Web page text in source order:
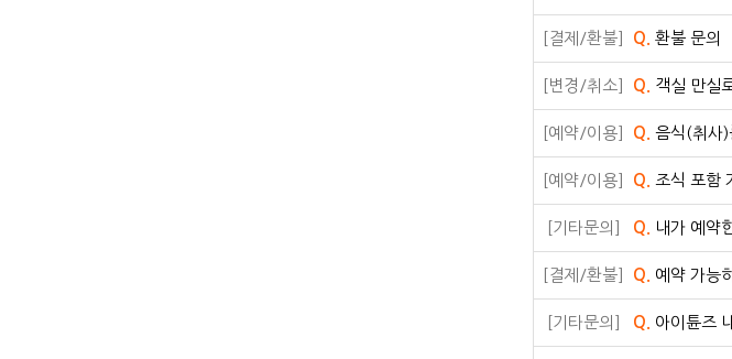
[결제/환불] Q. 환불 문의
[변경/취소] Q. 객실 만실
[예약/이용] Q. 음식(취사)
[예약/이용] Q. 조식 포함
[기타문의] Q. 내가 예약
[결제/환불] Q. 예약 가능
[기타문의] Q. 아이튠즈